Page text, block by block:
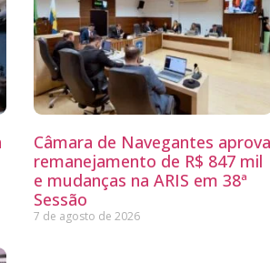
Câmara de Navegantes aprova
remanejamento de R$ 847 mil
e mudanças na ARIS em 38ª
Sessão
7 de agosto de 2026